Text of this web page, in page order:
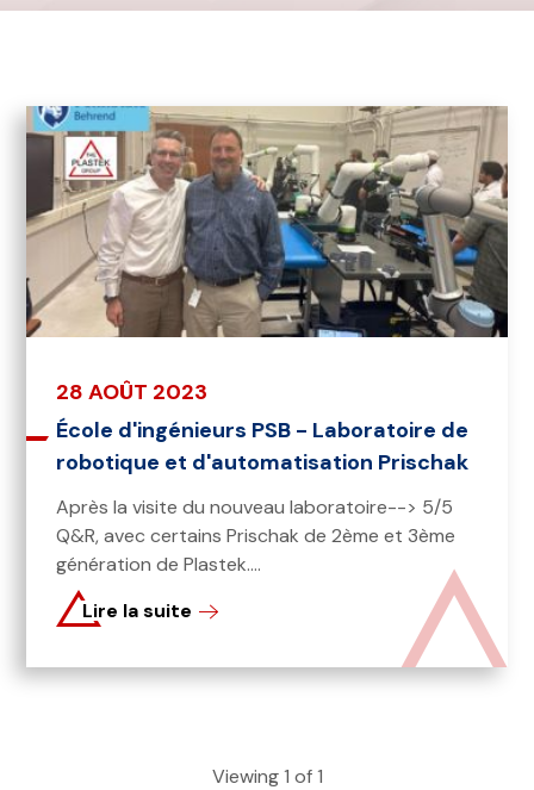
28 AOÛT 2023
École d'ingénieurs PSB - Laboratoire de
robotique et d'automatisation Prischak
Après la visite du nouveau laboratoire--> 5/5
Q&R, avec certains Prischak de 2ème et 3ème
génération de Plastek....
Lire la suite
Viewing 1 of 1